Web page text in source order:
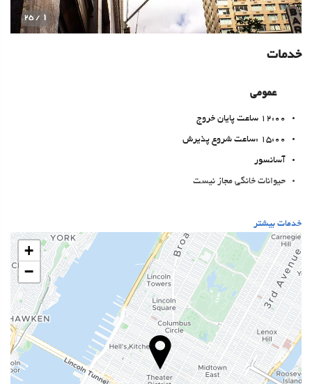
1
/ 25
خدمات
عمومی
12:00 ساعت پایان خروج
15:00 :ساعت شروع پذیرش
آسانسور
حیوانات خانگی مجاز نیست
خدمات پذیرش
24-Hour Front Desk
انبار چمدان
غذا و نوشیدنی
رستوران آلاکارته
بار
خدمات بیشتر
+
−